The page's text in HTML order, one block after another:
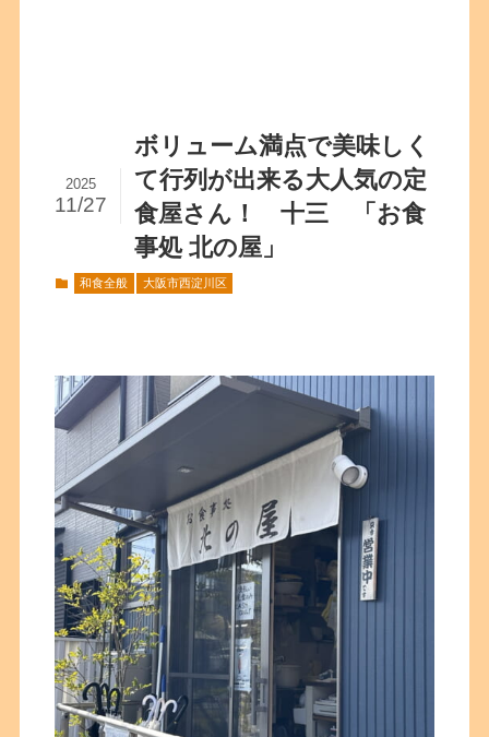
ボリューム満点で美味しく
て行列が出来る大人気の定
食屋さん！ 十三 「お食
事処 北の屋」
2025
11/27
和食全般 大阪市西淀川区